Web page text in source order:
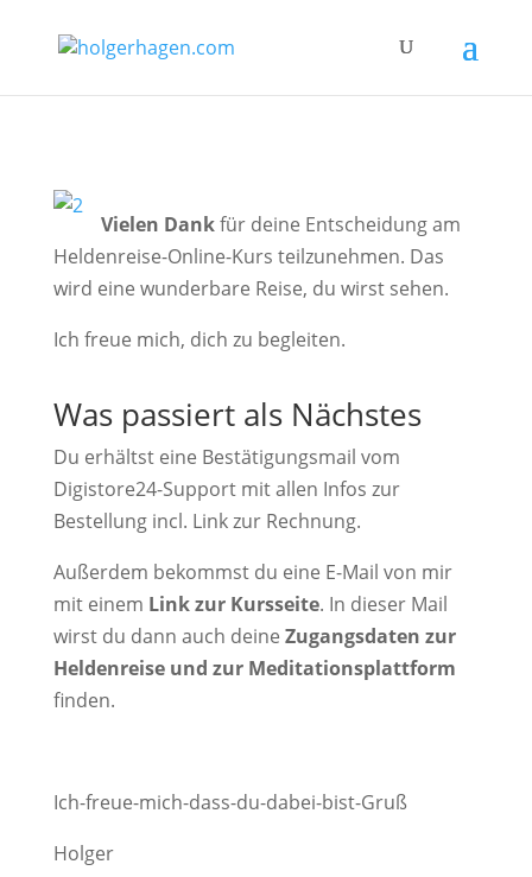
Vielen Dankfür deine Entscheidung am
Heldenreise-Online-Kurs teilzunehmen. Das
wird eine wunderbare Reise, du wirst sehen.
Ich freue mich, dich zu begleiten.
Was passiert als Nächstes
Du erhältst eine Bestätigungsmail vom
Digistore24-Support mit allen Infos zur
Bestellung incl. Link zur Rechnung.
Außerdem bekommst du eine E-Mail von mir
mit einem Link zur Kursseite. In dieser Mail
wirst du dann auch deine Zugangsdaten zur
Heldenreise und zur Meditationsplattform
finden.
Ich-freue-mich-dass-du-dabei-bist-Gruß
Holger